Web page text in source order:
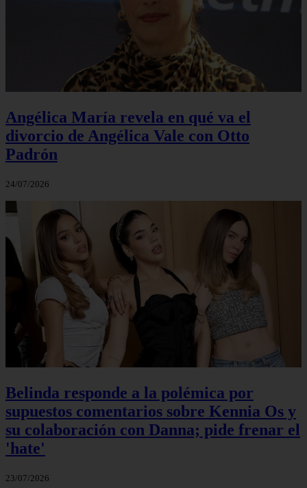
Angélica María revela en qué va el
divorcio de Angélica Vale con Otto
Padrón
24/07/2026
Belinda responde a la polémica por
supuestos comentarios sobre Kennia Os y
su colaboración con Danna; pide frenar el
'hate'
23/07/2026